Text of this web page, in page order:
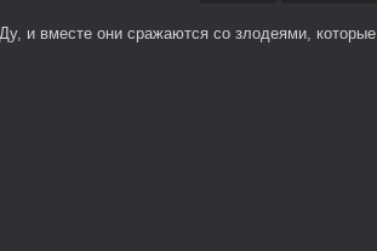
и вместе они сражаются со злодеями, которые